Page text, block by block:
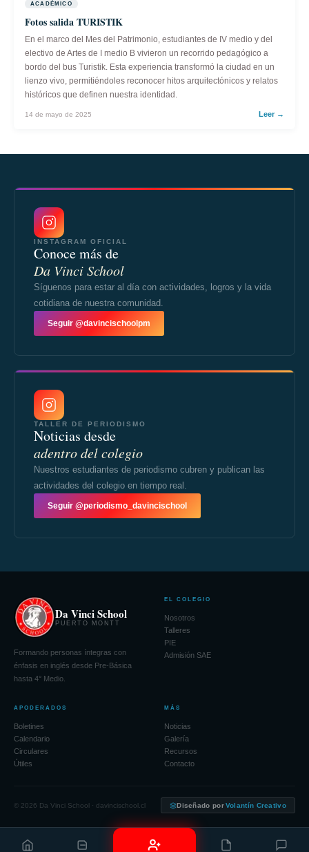
ACADÉMICO
Fotos salida TURISTIK
En el marco del Mes del Patrimonio, estudiantes de IV medio y del
electivo de Artes de I medio B vivieron un recorrido pedagógico a
bordo del bus Turistik. Esta experiencia transformó la ciudad en un
lienzo vivo, permitiéndoles reconocer hitos arquitectónicos y relatos
históricos que definen nuestra identidad.
14 de mayo de 2025 Leer →
INSTAGRAM OFICIAL
Conoce más de
Da Vinci School
Síguenos para estar al día con actividades, logros y la vida
cotidiana de nuestra comunidad.
Seguir @davincischoolpm
TALLER DE PERIODISMO
Noticias desde
adentro del colegio
Nuestros estudiantes de periodismo cubren y publican las
actividades del colegio en tiempo real.
Seguir @periodismo_davincischool
Da Vinci School
PUERTO MONTT
Formando personas íntegras con
énfasis en inglés desde Pre-Básica
hasta 4° Medio.
EL COLEGIO
Nosotros
Talleres
PIE
Admisión SAE
APODERADOS
Boletines
Calendario
Circulares
Útiles
MÁS
Noticias
Galería
Recursos
Contacto
© 2026 Da Vinci School · davincischool.cl Diseñado porVolantín Creativo